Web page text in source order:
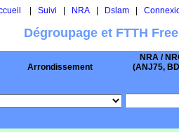
Suivi NRA| Dslam|
Dégroupage et FTTH
Arrondissement
NRA /
(ANJ75,